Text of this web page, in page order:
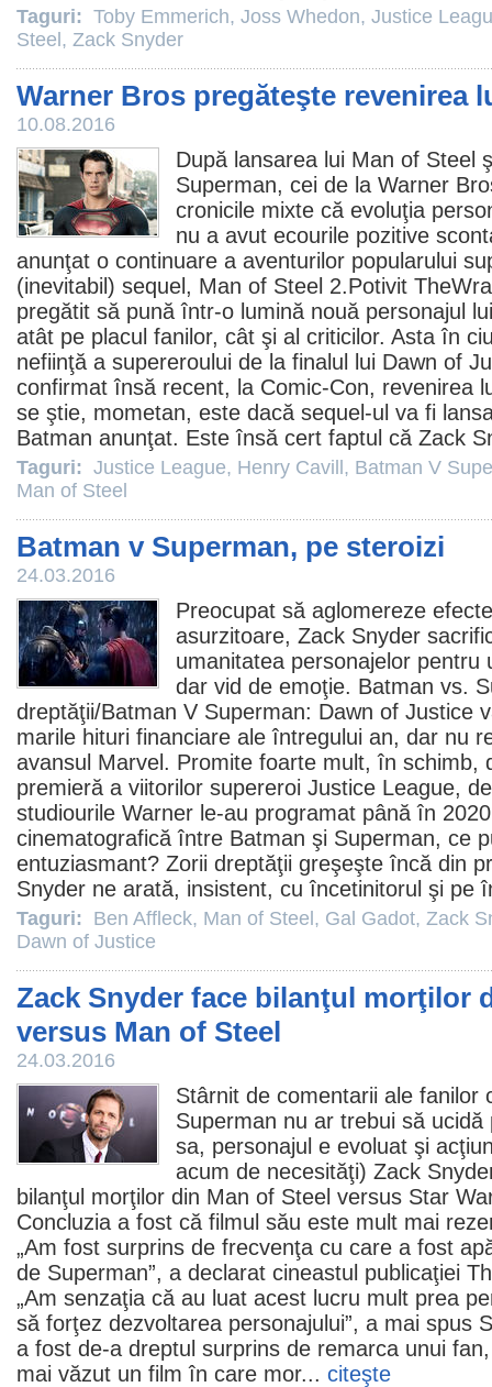
Taguri: Toby Emmerich, Joss Whedon, Justice
Steel , Zack Snyder
Warner Bros pregăteşte revenirea
10.08.2016
După lansarea lui Man of Steel
Superman, cei de la Warner
cronicile mixte că evoluţia
nu a avut ecourile pozitive
anunţat o continuare a aventurilor popularului
(inevitabil) sequel, Man of Steel 2.Potivit
pregătit să pună într-o lumină nouă personajul
atât pe placul fanilor, cât şi al criticilor. Asta în
nefiinţă a supereroului de la finalul lui Dawn of
confirmat însă recent, la Comic-Con, revenirea
se ştie, mometan, este dacă sequel-ul va fi
Batman anunţat. Este însă cert faptul că Zack
Taguri: Justice League, Henry Cavill , Batman V
Man of Steel
Batman v Superman, pe steroizi
24.03.2016
Preocupat să aglomereze
asurzitoare, Zack Snyder
umanitatea personajelor pentru
dar vid de emoţie. Batman vs.
dreptăţii/Batman V Superman: Dawn of Justice
marile hituri financiare ale întregului an, dar nu
avansul Marvel. Promite foarte mult, în schimb,
premieră a viitorilor supereroi Justice League,
studiourile Warner le-au programat până în
cinematografică între Batman şi Superman, ce
entuziasmant? Zorii dreptăţii greşeşte încă din
Snyder ne arată, insistent, cu încetinitorul şi pe
Taguri: Ben Affleck, Man of Steel , Gal Gadot, Zack
Dawn of Justice
Zack Snyder face bilanţul morţilor
versus Man of Steel
24.03.2016
Stârnit de comentarii ale fanilor
Superman nu ar trebui să
sa, personajul e evoluat şi
acum de necesităţi) Zack
bilanţul morţilor din Man of Steel versus Star
Concluzia a fost că filmul său este mult mai
„Am fost surprins de frecvenţa cu care a fost
de Superman”, a declarat cineastul publicaţiei
„Am senzaţia că au luat acest lucru mult prea
să forţez dezvoltarea personajului”, a mai spus
a fost de-a dreptul surprins de remarca unui
mai văzut un film în care mor... citeşte